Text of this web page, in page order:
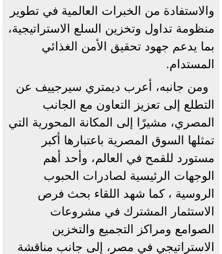
والاستفادة من الخبرات العالمية في تطوير
منظومة تداول وتخزين السلع الاستراتيجية،
بما يدعم جهود تحقيق الأمن الغذائي
المستدام.
ومن جانبه، أعرب ديمتري سيرجييف عن
التطلع إلى تعزيز التعاون مع الجانب
المصري، مشيرًا إلى المكانة المحورية التي
تمثلها السوق المصرية باعتبارها أكبر
مستورد للقمح في العالم، وأحد أهم
الوجهات الرئيسية لصادرات الحبوب
الروسية ، كما شهد اللقاء بحث فرص
الاستثمار المشترك في مشروعات
الصوامع ومراكز التجميع والتخزين
الاستراتيجي في مصر، إلى جانب مناقشة